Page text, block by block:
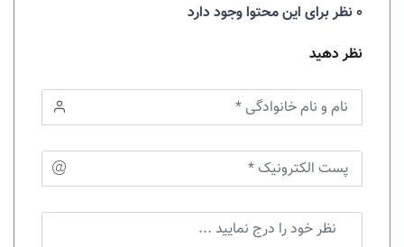
0 نظر برای این محتوا وجود دارد
نظر دهید